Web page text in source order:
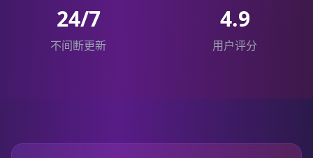
24/7
不间断更新
4.9
用户评分